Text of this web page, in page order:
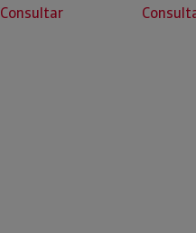
Consultar